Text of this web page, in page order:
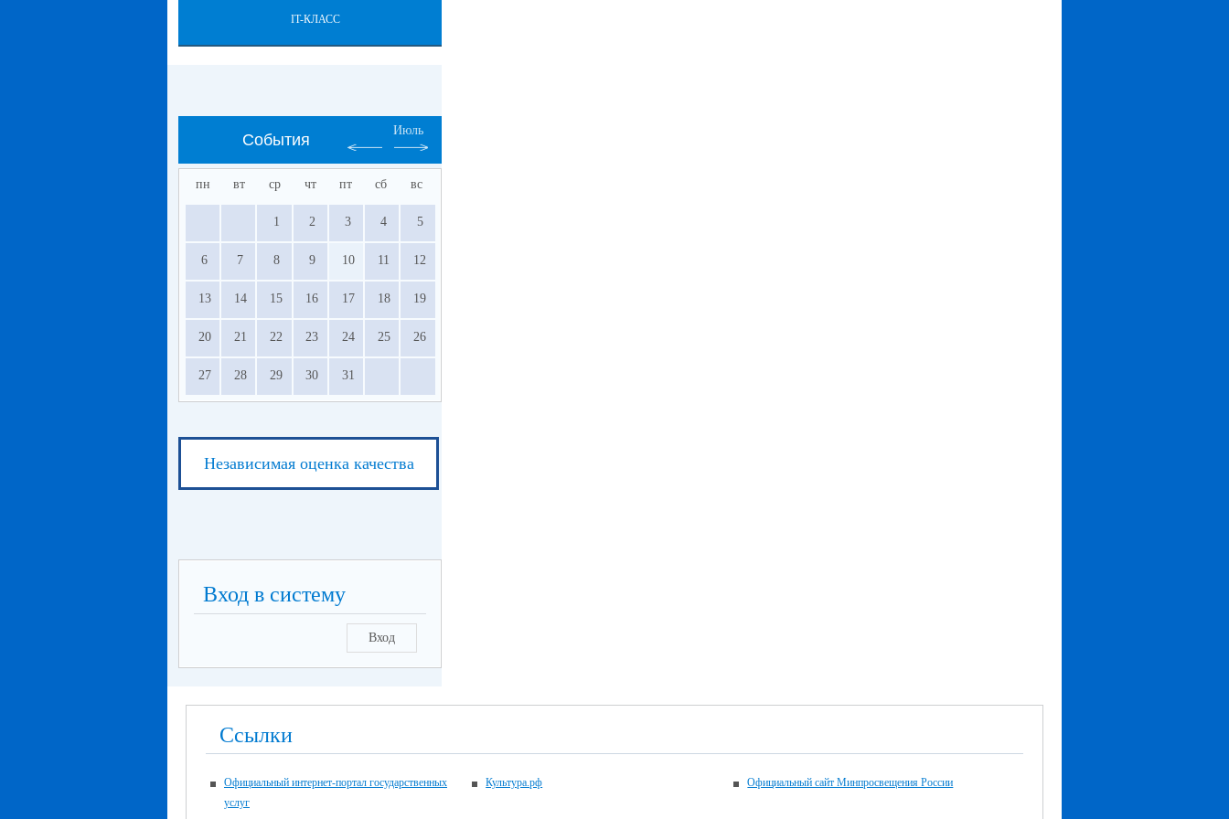
IT-КЛАСС
События
Июль
пн вт ср чт пт сб вс
1 2 3 4 5
6 7 8 9 10 11 12
13 14 15 16 17 18 19
20 21 22 23 24 25 26
27 28 29 30 31
Независимая оценка качества
Вход в систему
Вход
Ссылки
Официальный интернет-портал государственных
услуг
Культура.рф Официальный сайт Минпросвещения России